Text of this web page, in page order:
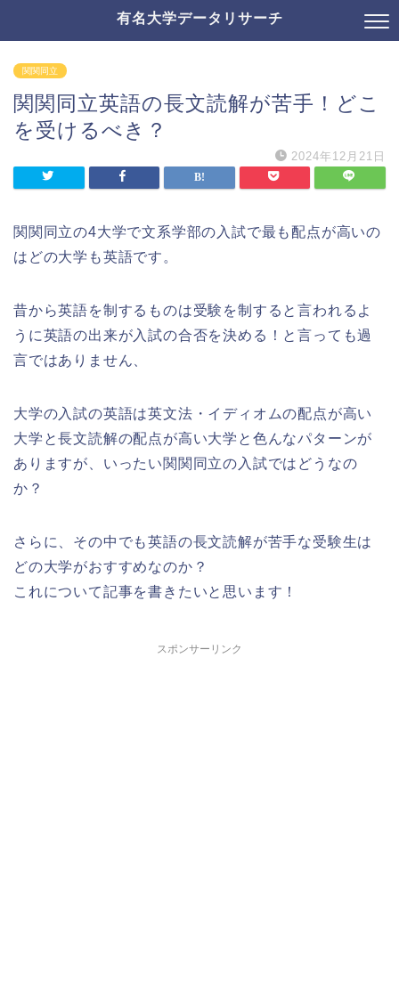
有名大学データリサーチ
関関同立
関関同立英語の長文読解が苦手！どこ
を受けるべき？
2024年12月21日
関関同立の4大学で文系学部の入試で最も配点が高いの
はどの大学も英語です。
昔から英語を制するものは受験を制すると言われるよ
うに英語の出来が入試の合否を決める！と言っても過
言ではありません、
大学の入試の英語は英文法・イディオムの配点が高い
大学と長文読解の配点が高い大学と色んなパターンが
ありますが、いったい関関同立の入試ではどうなの
か？
さらに、その中でも英語の長文読解が苦手な受験生は
どの大学がおすすめなのか？
これについて記事を書きたいと思います！
スポンサーリンク